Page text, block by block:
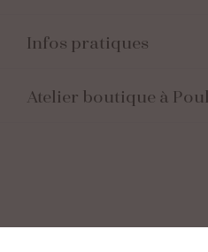
Infos pratiques
Atelier boutique à